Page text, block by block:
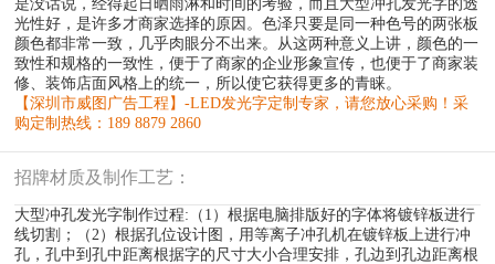
是没话说，经得起日晒雨淋和时间的考验，而且大型冲孔发光字的透
光性好，是许多才商家选择的原因。色泽只要是同一种色号的两张板
颜色都非常一致，几乎肉眼分不出来。从这两种意义上讲，颜色的一
致性和规格的一致性，便于了商家的企业形象宣传，也便于了商家装
修、装饰店面风格上的统一，所以使它获得更多的青睐。
【深圳市威图广告工程】-LED发光字定制专家，请您放心采购！采
购定制热线：189 8879 2860
招牌材质及制作工艺：
大型冲孔发光字制作过程:（1）根据电脑排版好的字体将镀锌板进行
线切割；（2）根据孔位设计图，用等离子冲孔机在镀锌板上进行冲
孔，孔中到孔中距离根据字的尺寸大小合理安排，孔边到孔边距离根